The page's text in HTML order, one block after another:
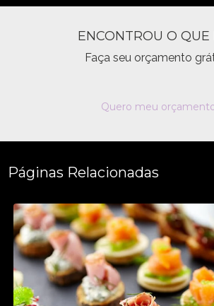
ENCONTROU O QUE
Faça seu orçamento
Quero meu
Páginas Relacionadas